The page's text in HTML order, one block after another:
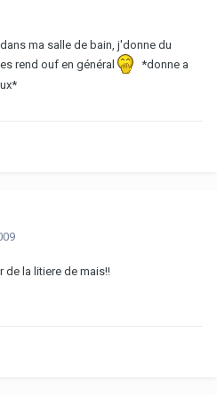
ma salle de bain, j'donne du
rend ouf en général
*donne a
la litiere de mais!!